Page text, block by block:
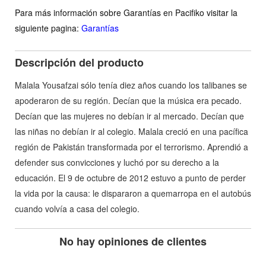
Para más información sobre Garantías en Pacifiko visitar la
siguiente pagina: Garantías
Descripción del producto
Malala Yousafzai sólo tenía diez años cuando los talibanes se
apoderaron de su región. Decían que la música era pecado.
Decían que las mujeres no debían ir al mercado. Decían que
las niñas no debían ir al colegio. Malala creció en una pacífica
región de Pakistán transformada por el terrorismo. Aprendió a
defender sus convicciones y luchó por su derecho a la
educación. El 9 de octubre de 2012 estuvo a punto de perder
la vida por la causa: le dispararon a quemarropa en el autobús
cuando volvía a casa del colegio.
No hay opiniones de clientes